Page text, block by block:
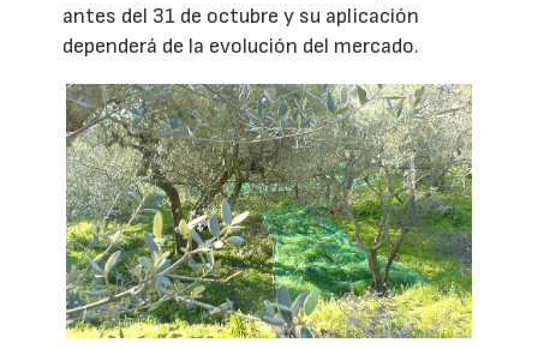
antes del 31 de octubre y su aplicación
dependerá de la evolución del mercado.